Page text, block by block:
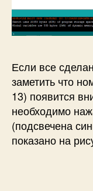
Если все
заметить что
13) появится
необходимо
(подсвечена
показано на